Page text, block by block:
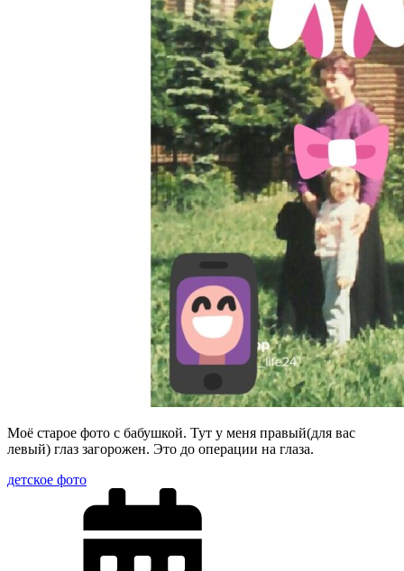
Моё старое фото с бабушкой. Тут у меня правый(для вас
левый) глаз загорожен. Это до операции на глаза.
детское фото